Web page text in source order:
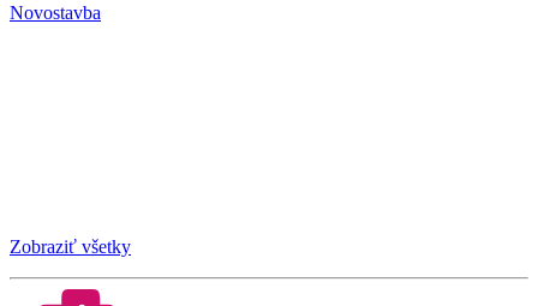
Novostavba
Zobraziť všetky